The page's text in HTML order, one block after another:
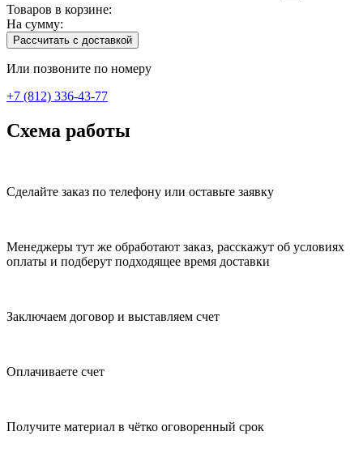
Товаров в корзине:
На сумму:
Рассчитать с доставкой
Или позвоните по номеру
+7 (812) 336-43-77
Схема работы
Сделайте заказ по телефону или оставьте заявку
Менеджеры тут же обработают заказ, расскажут об условиях
оплаты и подберут подходящее время доставки
Заключаем договор и выставляем счет
Оплачиваете счет
Получите материал в чётко оговоренный срок